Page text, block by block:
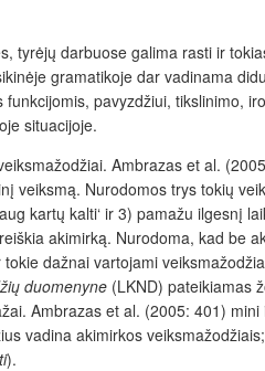
tyrėjų darbuose galima rasti ir
gramatikoje dar vadinama
pavyzdžiui, tikslinimo,
situacijoje.
Ambrazas et al.
veiksmą. Nurodomos trys tokių
kartų kalti‘ ir 3) pamažu ilgesnį
akimirką. Nurodoma, kad be
dažnai vartojami
duomenyne (LKND) pateikiamas
Ambrazas et al. (2005: 401)
vadina akimirkos
).